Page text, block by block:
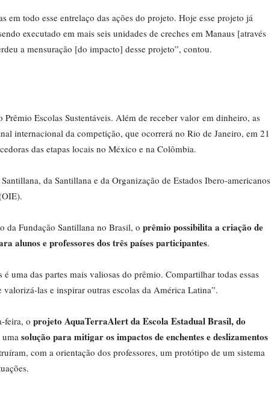
em todo esse entrelaço das ações do projeto. Hoje esse projeto já
executado em mais seis unidades de creches em Manaus [através
a mensuração [do impacto] desse projeto”, contou.
Escolas Sustentáveis. Além de receber valor em dinheiro, as
internacional da competição, que ocorrerá no Rio de Janeiro, em 21
das etapas locais no México e na Colômbia.
da Santillana e da Organização de Estados Ibero-americanos
da Fundação Santillana no Brasil, o prêmio possibilita a criação de
alunos e professores dos três países participantes.
uma das partes mais valiosas do prêmio. Compartilhar todas essas
las e inspirar outras escolas da América Latina”.
feira, o projeto AquaTerraAlert da Escola Estadual Brasil, do
uma solução para mitigar os impactos de enchentes e deslizamentos
com a orientação dos professores, um protótipo de um sistema